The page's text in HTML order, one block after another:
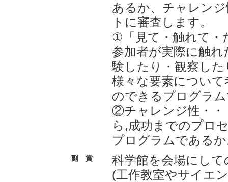
あるか、チャレン
トに審査します。
①「見て・触れて・
参加者が実際に触
験したり・観察し
様々な要素につい
のできるプログラ
②チャレンジ性・・
ら,成功までのプロ
プログラムである
副 賞
科学館を会場にし
(工作教室やサイエ